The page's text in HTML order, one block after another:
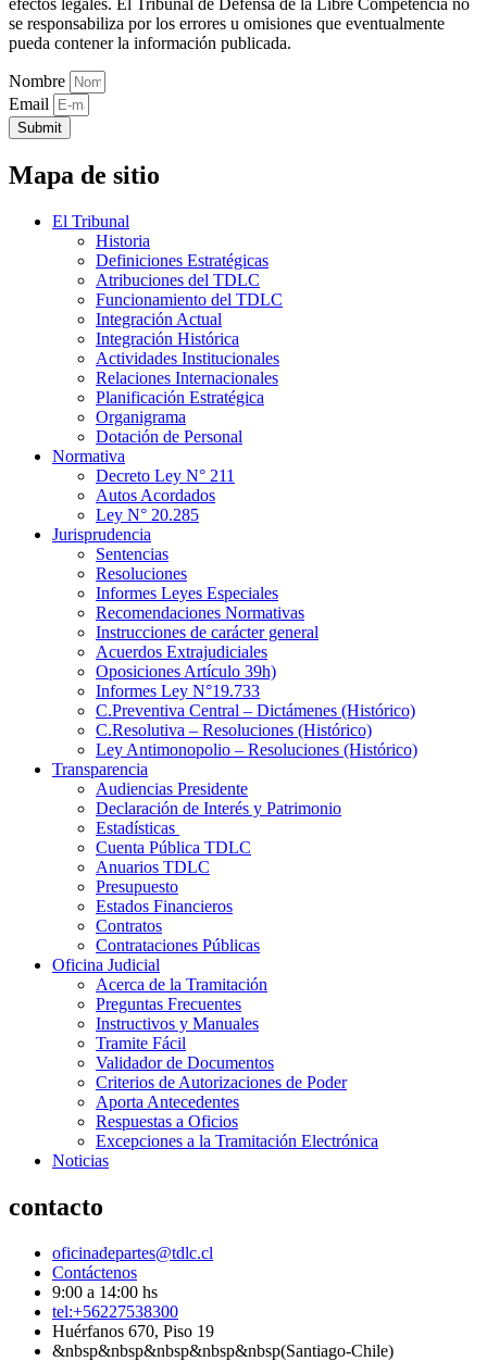
efectos legales. El Tribunal de Defensa de la Libre Competencia no
se responsabiliza por los errores u omisiones que eventualmente
pueda contener la información publicada.
Nombre
Email
Submit
Mapa de sitio
El Tribunal
Historia
Definiciones Estratégicas
Atribuciones del TDLC
Funcionamiento del TDLC
Integración Actual
Integración Histórica
Actividades Institucionales
Relaciones Internacionales
Planificación Estratégica
Organigrama
Dotación de Personal
Normativa
Decreto Ley N° 211
Autos Acordados
Ley N° 20.285
Jurisprudencia
Sentencias
Resoluciones
Informes Leyes Especiales
Recomendaciones Normativas
Instrucciones de carácter general
Acuerdos Extrajudiciales
Oposiciones Artículo 39h)
Informes Ley N°19.733
C.Preventiva Central – Dictámenes (Histórico)
C.Resolutiva – Resoluciones (Histórico)
Ley Antimonopolio – Resoluciones (Histórico)
Transparencia
Audiencias Presidente
Declaración de Interés y Patrimonio
Estadísticas
Cuenta Pública TDLC
Anuarios TDLC
Presupuesto
Estados Financieros
Contratos
Contrataciones Públicas
Oficina Judicial
Acerca de la Tramitación
Preguntas Frecuentes
Instructivos y Manuales
Tramite Fácil
Validador de Documentos
Criterios de Autorizaciones de Poder
Aporta Antecedentes
Respuestas a Oficios
Excepciones a la Tramitación Electrónica
Noticias
contacto
oficinadepartes@tdlc.cl
Contáctenos
9:00 a 14:00 hs
tel:+56227538300
Huérfanos 670, Piso 19
&nbsp&nbsp&nbsp&nbsp&nbsp(Santiago-Chile)